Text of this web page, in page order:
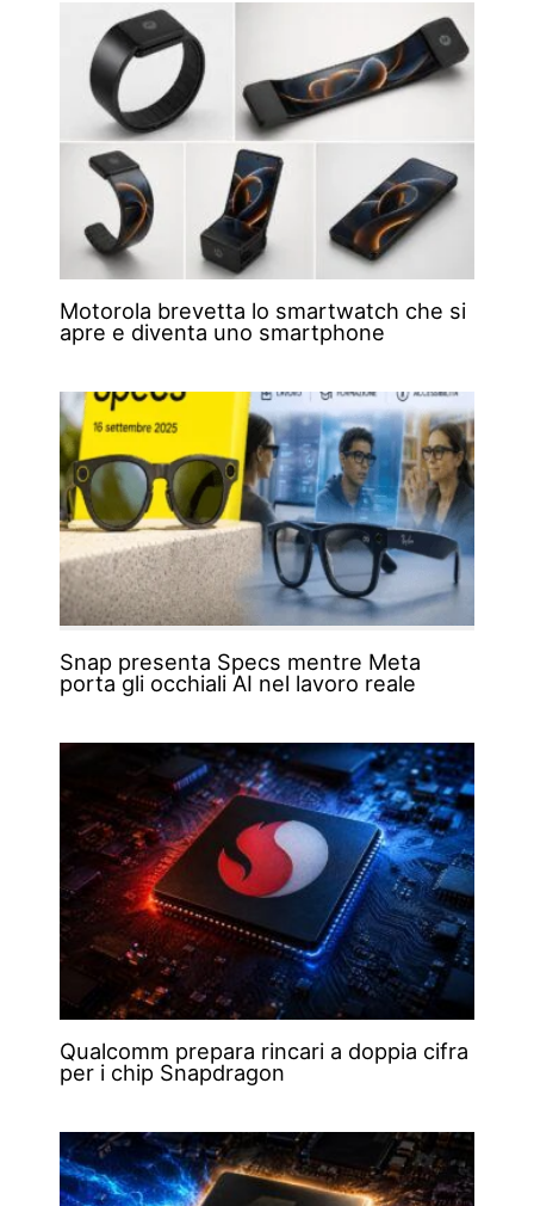
Motorola brevetta lo smartwatch che si
apre e diventa uno smartphone
Snap presenta Specs mentre Meta
porta gli occhiali AI nel lavoro reale
Qualcomm prepara rincari a doppia cifra
per i chip Snapdragon